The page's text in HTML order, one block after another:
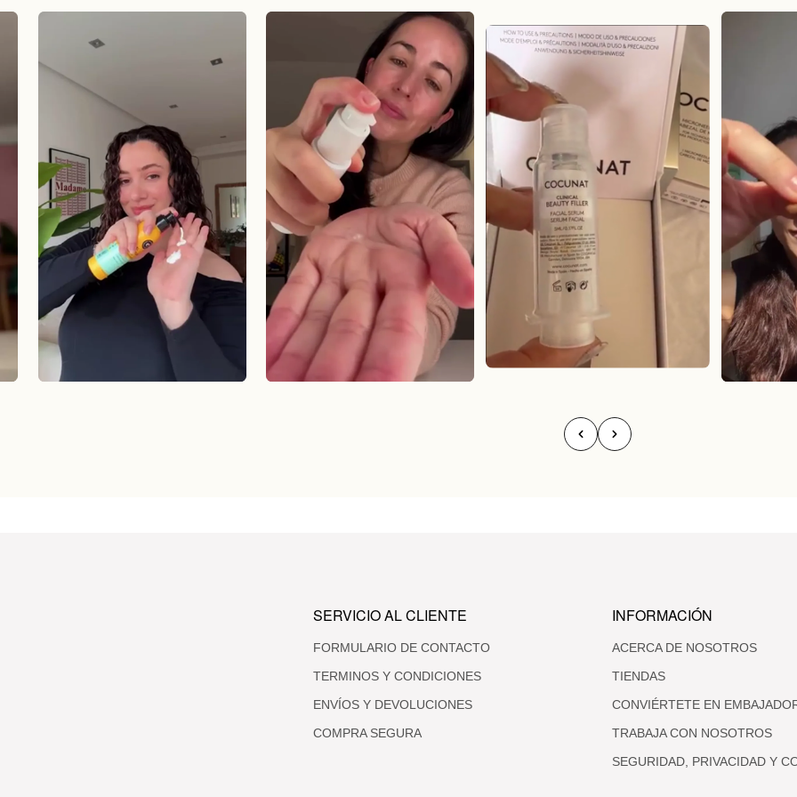
SERVICIO AL CLIENTE
FORMULARIO DE CONTACTO
TERMINOS Y CONDICIONES
ENVÍOS Y DEVOLUCIONES
COMPRA SEGURA
INFORMACIÓN
ACERCA DE NOSOTROS
TIENDAS
CONVIÉRTETE EN
TRABAJA CON NOSOTROS
SEGURIDAD, PRIVACIDAD Y